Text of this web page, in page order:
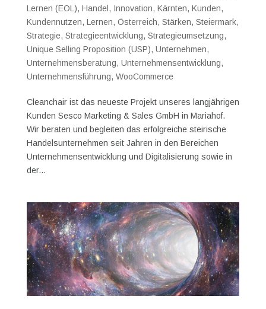
Lernen (EOL), Handel , Innovation, Kärnten, Kunden,
Kundennutzen, Lernen, Österreich, Stärken, Steiermark,
Strategie, Strategieentwicklung, Strategieumsetzung,
Unique Selling Proposition (USP), Unternehmen,
Unternehmensberatung, Unternehmensentwicklung,
Unternehmensführung, WooCommerce
Cleanchair ist das neueste Projekt unseres langjährigen
Kunden Sesco Marketing & Sales GmbH in Mariahof.
Wir beraten und begleiten das erfolgreiche steirische
Handelsunternehmen seit Jahren in den Bereichen
Unternehmensentwicklung und Digitalisierung sowie in
der...